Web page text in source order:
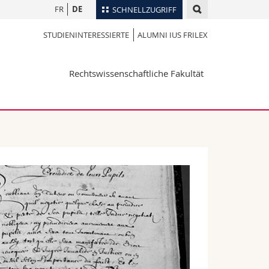
SCHNELLZUGRIFF
Personenverzeichnis
Bibliotheken
Vorlesungsverzeichnis
FR DE
STUDIENINTERESSIERTE ALUMNI IUS FRILEX
Rechtswissenschaftliche Fakultät